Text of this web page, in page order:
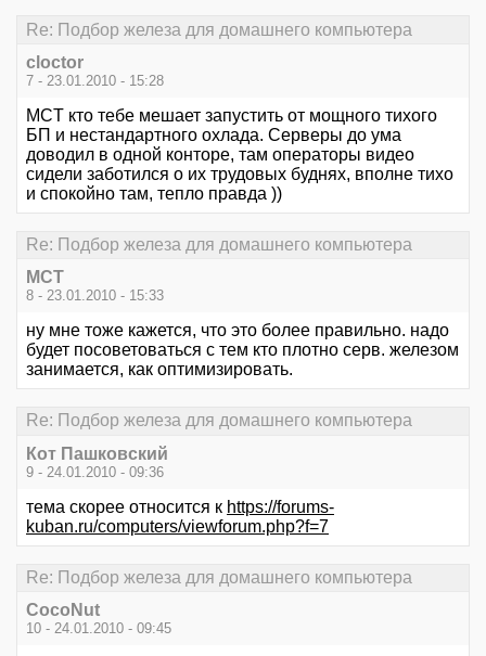
Re: Подбор железа для домашнего компьютера
cloctor
7 - 23.01.2010 - 15:28
MCT кто тебе мешает запустить от мощного тихого
БП и нестандартного охлада. Серверы до ума
доводил в одной конторе, там операторы видео
сидели заботился о их трудовых буднях, вполне тихо
и спокойно там, тепло правда ))
Re: Подбор железа для домашнего компьютера
MCT
8 - 23.01.2010 - 15:33
ну мне тоже кажется, что это более правильно. надо
будет посоветоваться с тем кто плотно серв. железом
занимается, как оптимизировать.
Re: Подбор железа для домашнего компьютера
Кот Пашковский
9 - 24.01.2010 - 09:36
тема скорее относится к https://forums-
kuban.ru/computers/viewforum.php?f=7
Re: Подбор железа для домашнего компьютера
CocoNut
10 - 24.01.2010 - 09:45